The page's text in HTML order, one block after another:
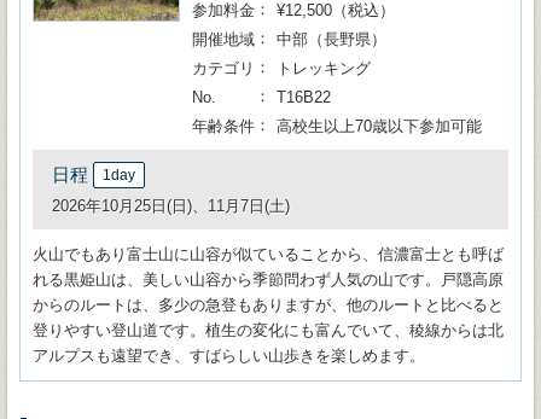
参加料金
¥12,500（税込）
開催地域
中部（長野県）
カテゴリ
トレッキング
No.
T16B22
年齢条件
高校生以上70歳以下参加可能
日程 1day
2026年10月25日(日)、11月7日(土)
火山でもあり富士山に山容が似ていることから、信濃富士とも呼ば
れる黒姫山は、美しい山容から季節問わず人気の山です。戸隠高原
からのルートは、多少の急登もありますが、他のルートと比べると
登りやすい登山道です。植生の変化にも富んでいて、稜線からは北
アルプスも遠望でき、すばらしい山歩きを楽しめます。